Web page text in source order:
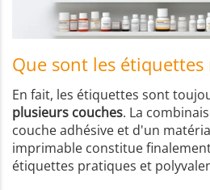
Que sont les
En fait, les étiquettes sont
plusieurs couches. La
couche adhésive et d'un
imprimable constitue
étiquettes pratiques et